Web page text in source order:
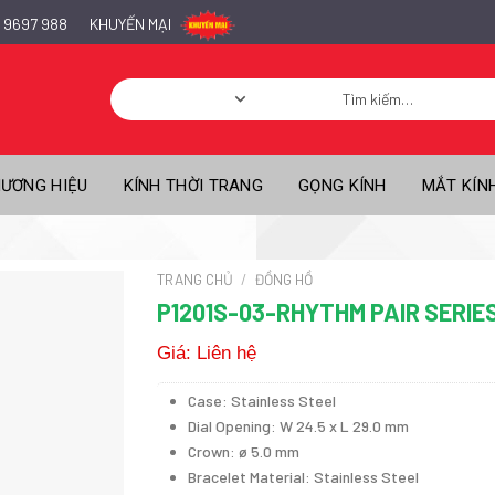
9697 988 KHUYẾN MẠI
kiếm:
HIỆU KÍNH THỜI TRANG GỌNG KÍNH MẮT
TRANG CHỦ / ĐỒNG HỒ
P1201S-03-RHYTHM PAIR
Giá: Liên hệ
Case: Stainless Steel
Dial Opening: W 24.5 x L 29.0 mm
Crown: ø 5.0 mm
Bracelet Material: Stainless Steel